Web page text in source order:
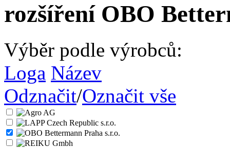
rozšíření OBO
Výběr podle výrobců:
Loga Název
Odznačit/Označit vše